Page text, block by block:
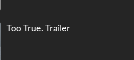
Too True. Trailer